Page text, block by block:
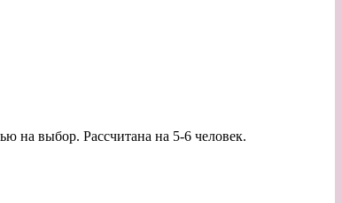
на выбор. Рассчитана на 5-6 человек.